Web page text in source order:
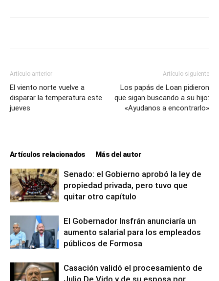
Artículo anterior
El viento norte vuelve a
disparar la temperatura este
jueves
Artículo siguiente
Los papás de Loan pidieron
que sigan buscando a su hijo:
«Ayudanos a encontrarlo»
Artículos relacionados Más del autor
Senado: el Gobierno aprobó la ley de
propiedad privada, pero tuvo que
quitar otro capítulo
El Gobernador Insfrán anunciaría un
aumento salarial para los empleados
públicos de Formosa
Casación validó el procesamiento de